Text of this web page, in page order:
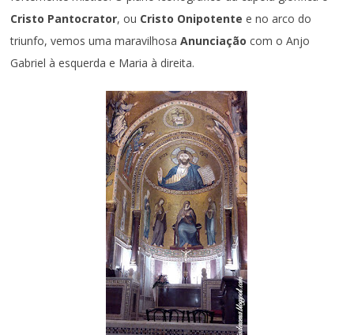
Cristo Pantocrator, ou Cristo Onipotente e no arco do
triunfo, vemos uma maravilhosaAnunciação com o Anjo
Gabriel à esquerda e Maria à direita.